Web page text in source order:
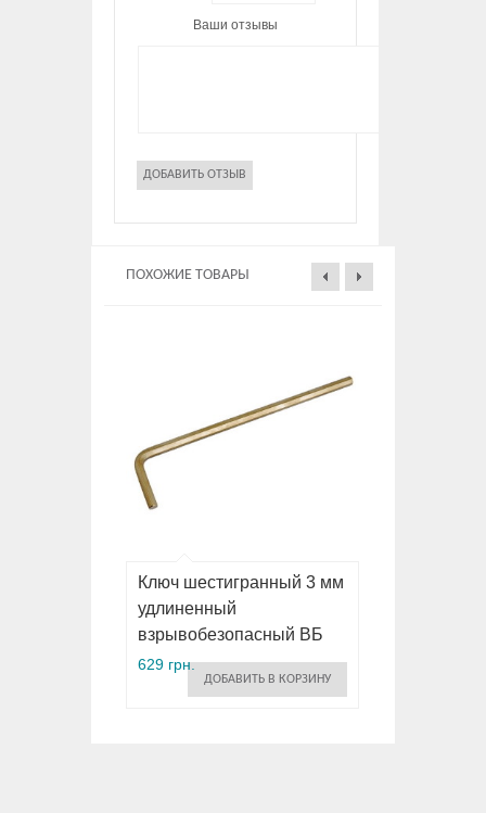
Ваши отзывы
ПОХОЖИЕ ТОВАРЫ
Ключ шестигранный 3 мм
удлиненный
взрывобезопасный ВБ
629 грн.
ДОБАВИТЬ В КОРЗИНУ